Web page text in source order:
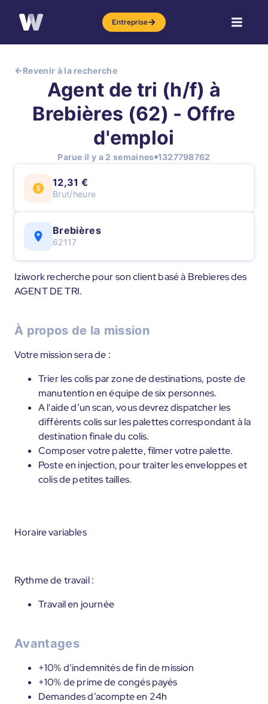
Entreprise
Revenir à la recherche
Agent de tri (h/f) à
Brebières (62) - Offre
d'emploi
Parue il y a 2 semaines 1327798762
12,31 €
Brut/heure
Brebières
62117
Iziwork recherche pour son client basé à Brebieres des
AGENT DE TRI.
À propos de la mission
Votre mission sera de :
Trier les colis par zone de destinations, poste de
manutention en équipe de six personnes.
A l'aide d’un scan, vous devrez dispatcher les
différents colis sur les palettes correspondant à la
destination finale du colis.
Composer votre palette, filmer votre palette.
Poste en injection, pour traiter les enveloppes et
colis de petites tailles.
Horaire variables
Rythme de travail :
Travail en journée
Avantages
+10% d’indemnités de fin de mission
+10% de prime de congés payés
Demandes d’acompte en 24h